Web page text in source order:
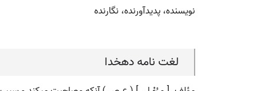
نویسنده، پدیدآورنده، نگارنده
لغت نامه دهخدا